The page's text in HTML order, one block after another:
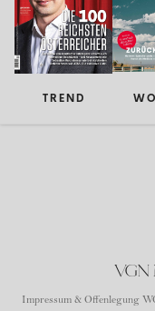
TREND
VGN
Impressum & Offenlegung